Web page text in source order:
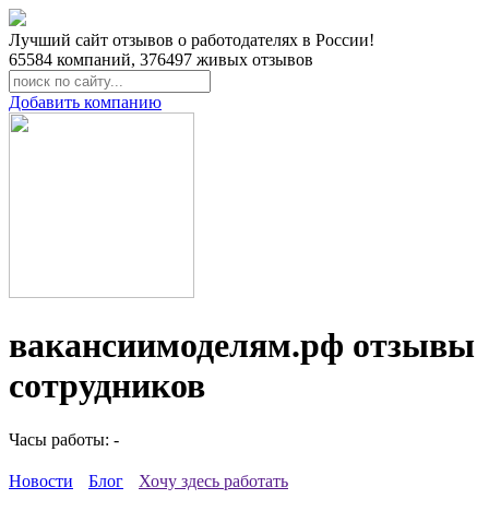
Лучший сайт отзывов о работодателях в России!
65584 компаний, 376497 живых отзывов
Добавить компанию
вакансиимоделям.рф отзывы
сотрудников
Часы работы: -
Новости Блог Хочу здесь работать